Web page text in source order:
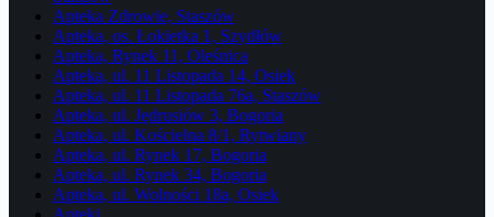
Apteka Zdrowie, Staszów
Apteka, os. Łokietka 1, Szydłów
Apteka, Rynek 11, Oleśnica
Apteka, ul. 11 Listopada 14, Osiek
Apteka, ul. 11 Listopada 76a, Staszów
Apteka, ul. Jędrusiów 3, Bogoria
Apteka, ul. Kościelna 8/1, Rytwiany
Apteka, ul. Rynek 17, Bogoria
Apteka, ul. Rynek 34, Bogoria
Apteka, ul. Wolności 18a, Osiek